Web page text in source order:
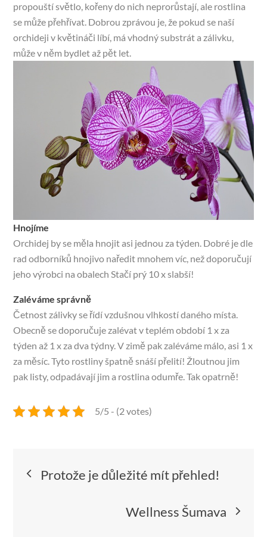
propouští světlo, kořeny do nich neprorůstají, ale rostlina
se může přehřívat. Dobrou zprávou je, že pokud se naší
orchideji v květináči líbí, má vhodný substrát a zálivku,
může v něm bydlet až pět let.
Hnojíme
Orchidej by se měla hnojit asi jednou za týden. Dobré je dle
rad odborníků hnojivo naředit mnohem víc, než doporučují
jeho výrobci na obalech Stačí prý 10 x slabší!
Zaléváme správně
Četnost zálivky se řídí vzdušnou vlhkostí daného místa.
Obecně se doporučuje zalévat v teplém období 1 x za
týden až 1 x za dva týdny. V zimě pak zaléváme málo, asi 1 x
za měsíc. Tyto rostliny špatně snáší přelití! Žloutnou jim
pak listy, odpadávají jim a rostlina odumře. Tak opatrně!
5/5 - (2 votes)
Navigace
Protože je důležité mít přehled!
Wellness Šumava